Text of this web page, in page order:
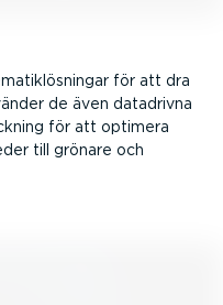
för att dra
de även datadrivna
för att optimera
till grönare och